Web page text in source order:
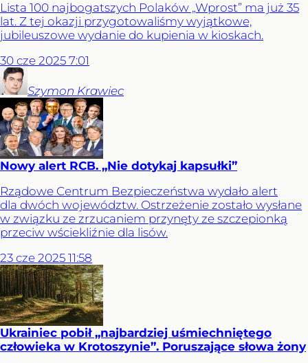
Lista 100 najbogatszych Polaków „Wprost” ma już 35
lat. Z tej okazji przygotowaliśmy wyjątkowe,
jubileuszowe wydanie do kupienia w kioskach.
30 cze 2025 7:01
Szymon Krawiec
Nowy alert RCB. „Nie dotykaj kapsułki”
Rządowe Centrum Bezpieczeństwa wydało alert
dla dwóch województw. Ostrzeżenie zostało wysłane
w związku ze zrzucaniem przynęty ze szczepionką
przeciw wściekliźnie dla lisów.
23 cze 2025 11:58
Ukrainiec pobił „najbardziej uśmiechniętego
człowieka w Krotoszynie”. Poruszające słowa żony